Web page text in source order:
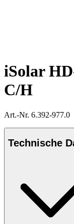
iSolar
C/H
Art.-Nr. 6.392-977.0
Technische